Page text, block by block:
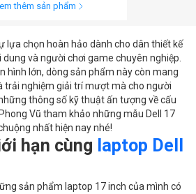
thêm sản phẩm
lựa chọn hoàn hảo dành cho dân thiết kế
và người chơi game chuyên nghiệp.
hình lớn, dòng sản phẩm này còn mang
trải nghiệm giải trí mượt mà cho người
thông số kỹ thuật ấn tượng về cấu
Vũ tham khảo những mẫu Dell 17
nhất hiện nay nhé!
hạn cùng laptop Dell
sản phẩm laptop 17 inch của mình có